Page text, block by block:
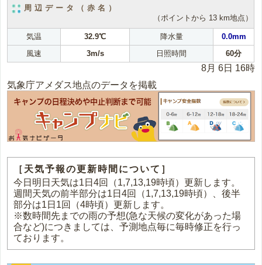
周辺データ（赤名）
（ポイントから 13 km地点）
気温 32.9℃ 降水量
0.0mm
風速
3m/s 日照時間 60分
8月 6日 16時
気象庁アメダス地点のデータを掲載
［天気予報の更新時間について］
今日明日天気は1日4回（1,7,13,19時頃）更新します。
週間天気の前半部分は1日4回（1,7,13,19時頃）、後半
部分は1日1回（4時頃）更新します。
※数時間先までの雨の予想(急な天候の変化があった場
合など)につきましては、予測地点毎に毎時修正を行っ
ております。